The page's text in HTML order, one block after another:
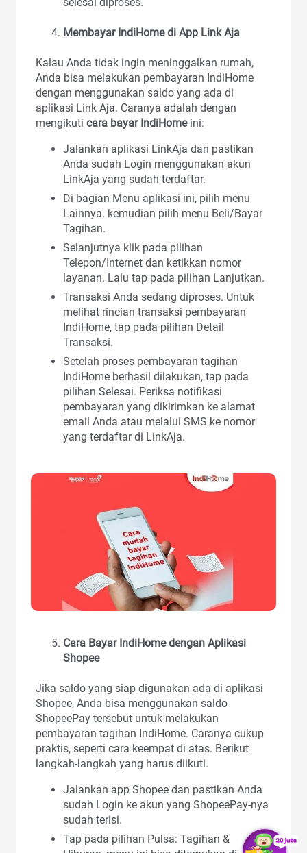
Membayar IndiHome di App Link Aja
Kalau Anda tidak ingin meninggalkan rumah,
Anda bisa melakukan pembayaran IndiHome
dengan menggunakan saldo yang ada di
aplikasi Link Aja. Caranya adalah dengan
mengikuti cara bayar IndiHomeini:
Jalankan aplikasi LinkAja dan pastikan
Anda sudah Login menggunakan akun
LinkAja yang sudah terdaftar.
Di bagian Menu aplikasi ini, pilih menu
Lainnya. kemudian pilih menu Beli/Bayar
Tagihan.
Selanjutnya klik pada pilihan
Telepon/Internet dan ketikkan nomor
layanan. Lalu tap pada pilihan Lanjutkan.
Transaksi Anda sedang diproses. Untuk
melihat rincian transaksi pembayaran
IndiHome, tap pada pilihan Detail
Transaksi.
Setelah proses pembayaran tagihan
IndiHome berhasil dilakukan, tap pada
pilihan Selesai. Periksa notifikasi
pembayaran yang dikirimkan ke alamat
email Anda atau melalui SMS ke nomor
yang terdaftar di LinkAja.
Cara Bayar IndiHome dengan Aplikasi
Shopee
Jika saldo yang siap digunakan ada di aplikasi
Shopee, Anda bisa menggunakan saldo
ShopeePay tersebut untuk melakukan
pembayaran tagihan IndiHome. Caranya cukup
praktis, seperti cara keempat di atas. Berikut
langkah-langkah yang harus diikuti.
Jalankan app Shopee dan pastikan Anda
sudah Login ke akun yang ShopeePay-nya
sudah terisi.
Tap pada pilihan Pulsa: Tagihan &